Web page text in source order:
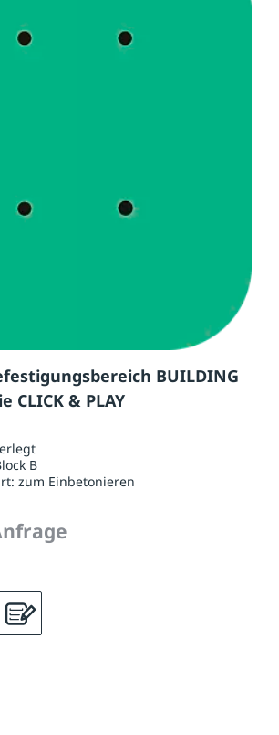
BUILDING
CLICK & PLAY
B
zum Einbetonieren